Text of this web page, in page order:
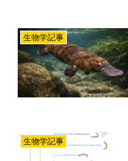
生物学記事
生物学記事